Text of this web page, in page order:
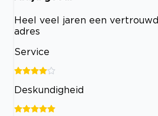
Heel veel jaren een
adres
Service
Deskundigheid